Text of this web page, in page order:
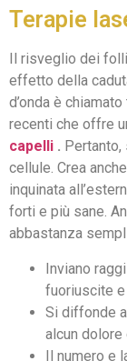
Terapie
Il risveglio dei
effetto della
d’onda è
recenti che offre
capelli .
cellule. Crea
inquinata
forti e più sane.
abbastanza
Inviano
fuoriuscite e
Si diffonde
alcun dolore
Il numero e